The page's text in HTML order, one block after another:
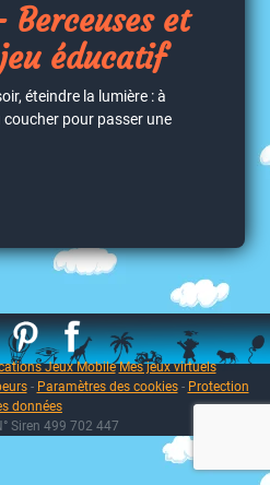
Berceuses et
éducatif
éteindre la lumière : à
pour passer une
Jeux Mobile Mes jeux virtuels
- Paramètres des cookies- Protection
données
Siren 499 702 447